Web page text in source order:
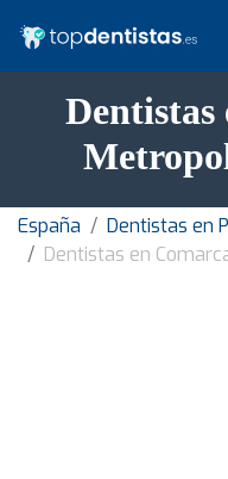
Dentistas
España
Dentistas en
Dentistas en